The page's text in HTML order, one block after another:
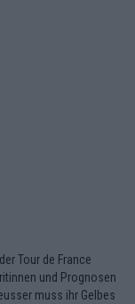
Tour de France
und Prognosen
muss ihr Gelbes